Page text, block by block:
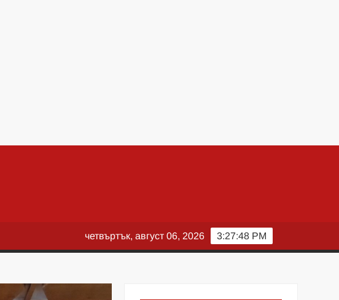
3:27:50 PM
четвъртък, август 06, 2026